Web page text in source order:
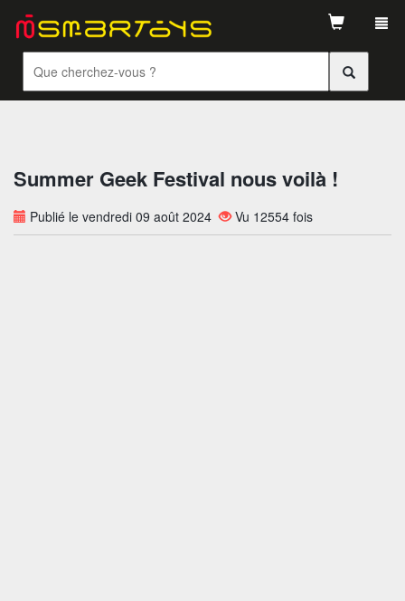
Summer Geek Festival nous voilà !
Publié le vendredi 09 août 2024 Vu 12554 fois